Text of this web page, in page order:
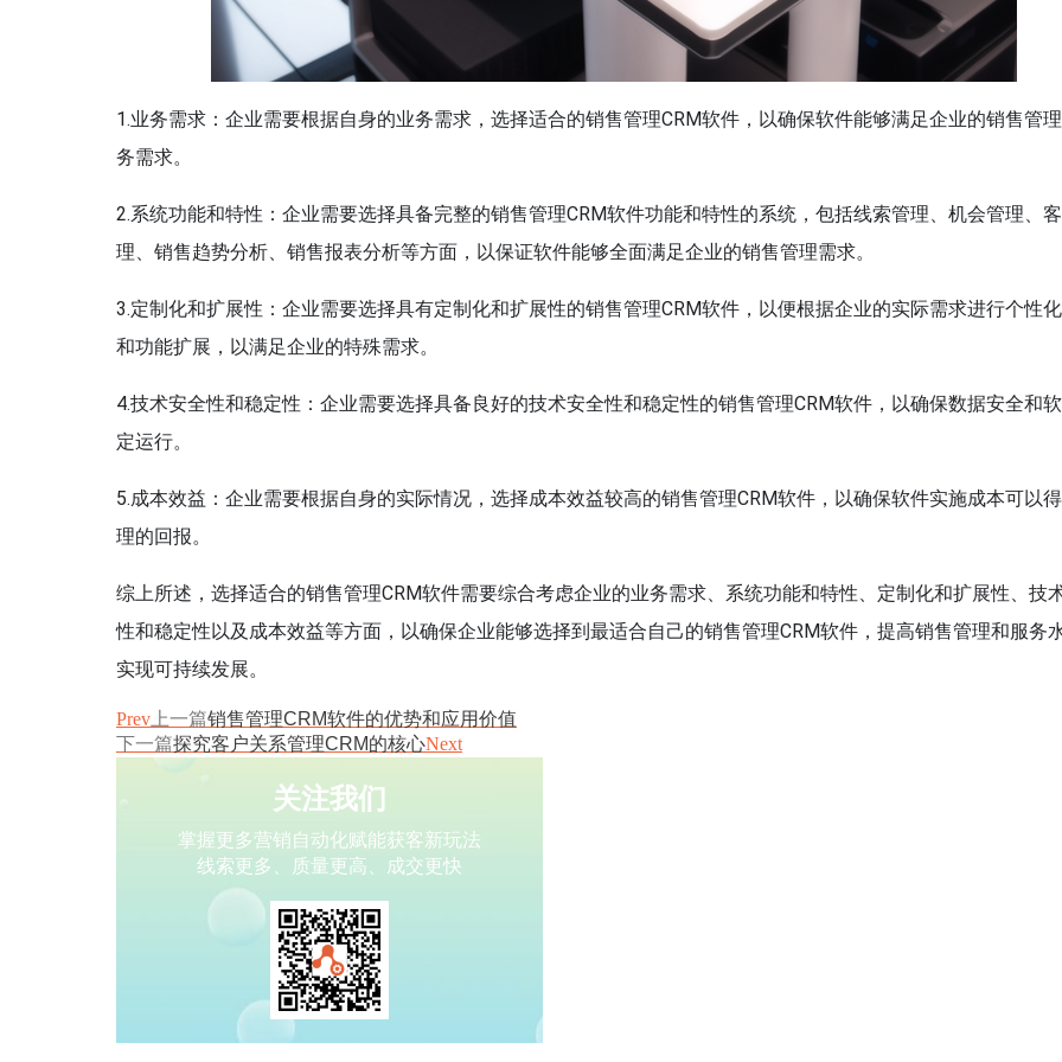
1.业务需求：企业需要根据自身的业务需求，选择适合的销售管理CRM软件，以确保软件能够满足企业的销售管
务需求。
2.系统功能和特性：企业需要选择具备完整的销售管理CRM软件功能和特性的系统，包括线索管理、机会管理、
理、销售趋势分析、销售报表分析等方面，以保证软件能够全面满足企业的销售管理需求。
3.定制化和扩展性：企业需要选择具有定制化和扩展性的销售管理CRM软件，以便根据企业的实际需求进行个性
和功能扩展，以满足企业的特殊需求。
4.技术安全性和稳定性：企业需要选择具备良好的技术安全性和稳定性的销售管理CRM软件，以确保数据安全和
定运行。
5.成本效益：企业需要根据自身的实际情况，选择成本效益较高的销售管理CRM软件，以确保软件实施成本可以
理的回报。
综上所述，选择适合的销售管理CRM软件需要综合考虑企业的业务需求、系统功能和特性、定制化和扩展性、技
性和稳定性以及成本效益等方面，以确保企业能够选择到最适合自己的销售管理CRM软件，提高销售管理和服务
实现可持续发展。
Prev 上一篇销售管理CRM软件的优势和应用价值
下一篇探究客户关系管理CRM的核心Next
关注我们
掌握更多营销自动化赋能获客新玩法
线索更多、质量更高、成交更快